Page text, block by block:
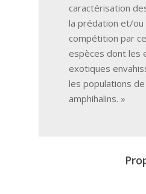
caractérisation
la prédation et/ou
compétition par
espèces dont les
exotiques
les populations
amphihalins. »